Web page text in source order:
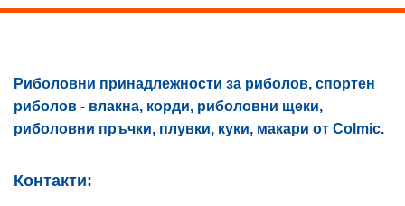
Риболовни принадлежности за риболов, спортен
риболов - влакна, корди, риболовни щеки,
риболовни пръчки, плувки, куки, макари от Colmic.
Контакти: